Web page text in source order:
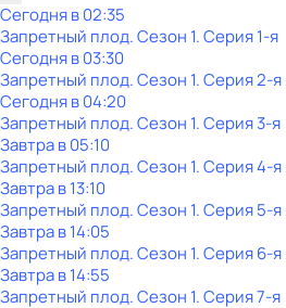
Сегодня в 02:35
Запретный плод. Сезон 1. Серия 1-я
Сегодня в 03:30
Запретный плод. Сезон 1. Серия 2-я
Сегодня в 04:20
Запретный плод. Сезон 1. Серия 3-я
Завтра в 05:10
Запретный плод. Сезон 1. Серия 4-я
Завтра в 13:10
Запретный плод. Сезон 1. Серия 5-я
Завтра в 14:05
Запретный плод. Сезон 1. Серия 6-я
Завтра в 14:55
Запретный плод. Сезон 1. Серия 7-я